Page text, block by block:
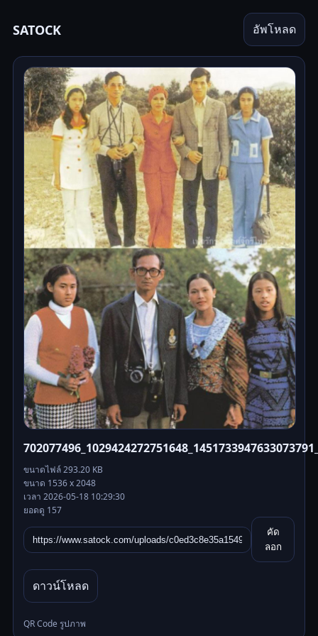
SATOCK อัพโหลด
ขนาดไฟล์ 293.20 KB
ขนาด 1536 x 2048
เวลา 2026-05-18 10:29:30
ยอดดู 157
คัด
ลอก
ดาวน์โหลด
QR Code รูปภาพ